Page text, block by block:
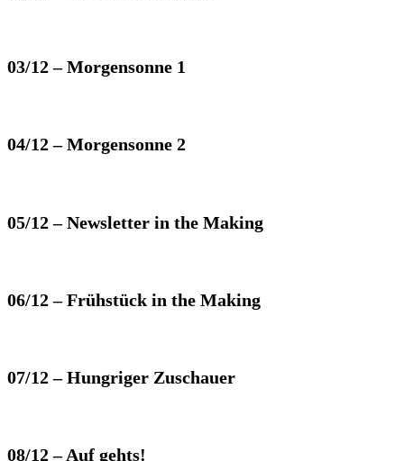
03/12 – Morgensonne 1
04/12 – Morgensonne 2
05/12 – Newsletter in the Making
06/12 – Frühstück in the Making
07/12 – Hungriger Zuschauer
08/12 – Auf gehts!